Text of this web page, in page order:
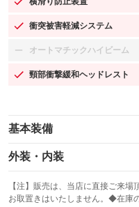
：装備あり
衝突被害軽減システム
：装備あり
オートマチックハイビーム
：装備なし
頸部衝撃緩和ヘッドレスト
：装備あり
基本装備
エアバッグ：運転席/助手席/
：装備あり
：装備なし
サンルーフ
外装・内装
カーナビ：HDDナビ
：装備あり
【注】販売は、当店に直接ご来
お取置きはいたしません。◆在庫